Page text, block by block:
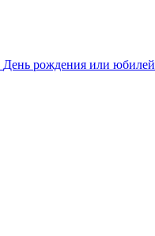
День рождения или юбилей